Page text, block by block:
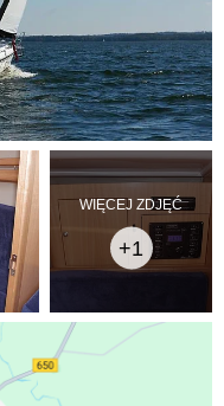
WIĘCEJ ZDJĘĆ
+1